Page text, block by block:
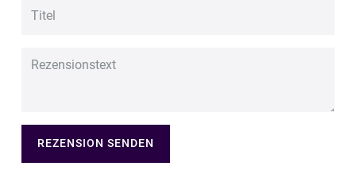
REZENSION SENDEN